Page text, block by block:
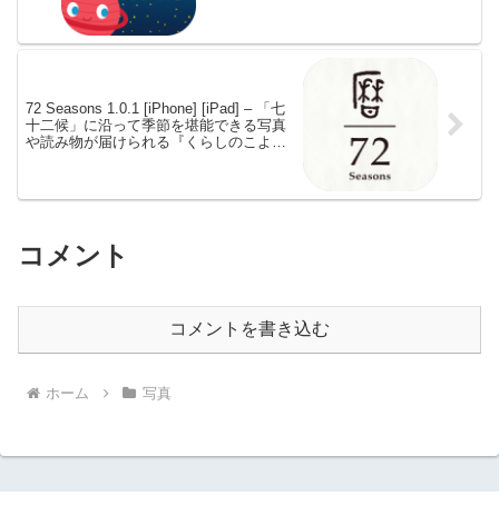
72 Seasons 1.0.1 [iPhone] [iPad] – 「七
十二候」に沿って季節を堪能できる写真
や読み物が届けられる『くらしのこよ
コメント
コメントを書き込む
ホーム 写真